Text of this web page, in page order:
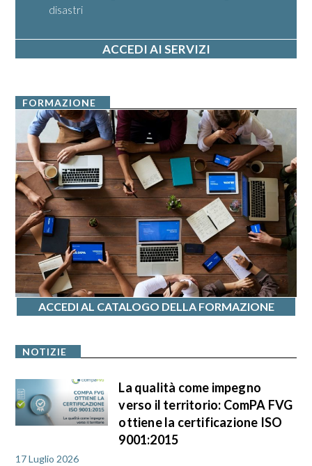
disastri
ACCEDI AI SERVIZI
FORMAZIONE
ACCEDI AL CATALOGO DELLA FORMAZIONE
NOTIZIE
La qualità come impegno
verso il territorio: ComPA FVG
ottiene la certificazione ISO
9001:2015
17 Luglio 2026